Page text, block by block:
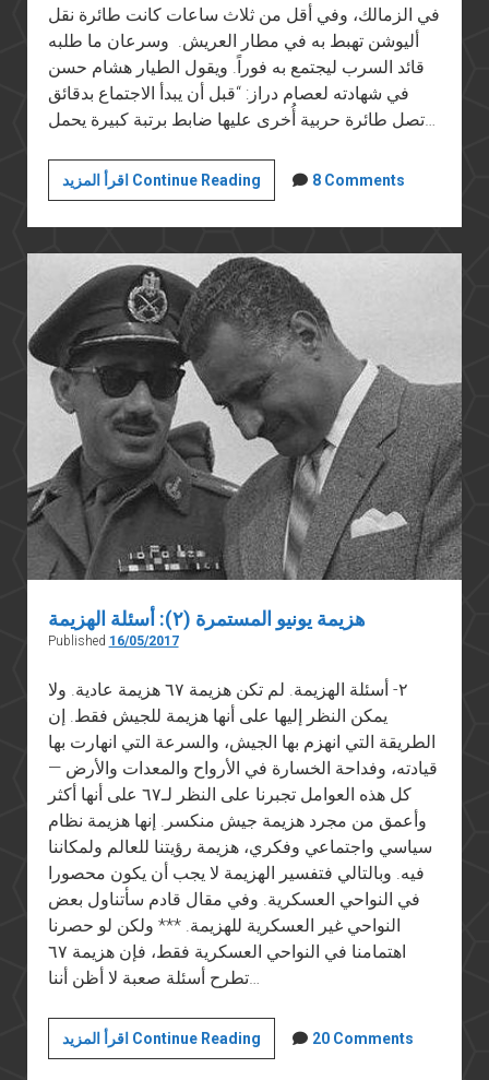
في الزمالك، وفي أقل من ثلاث ساعات كانت طائرة نقل
أليوشن تهبط به في مطار العريش. وسرعان ما طلبه
قائد السرب ليجتمع به فوراً. ويقول الطيار هشام حسن
في شهادته لعصام دراز: “قبل أن يبدأ الاجتماع بدقائق
تصل طائرة حربية أُخرى عليها ضابط برتبة كبيرة يحمل…
اقرأ المزيد Continue Readingهزيمة
يونيو
المستمرة
(٣):
حرب
المعلومات
8 Comments
هزيمة يونيو المستمرة (٢): أسئلة الهزيمة
Published 16/05/2017
٢- أسئلة الهزيمة. لم تكن هزيمة ٦٧ هزيمة عادية. ولا
يمكن النظر إليها على أنها هزيمة للجيش فقط. إن
الطريقة التي انهزم بها الجيش، والسرعة التي انهارت بها
قيادته، وفداحة الخسارة في الأرواح والمعدات والأرض —
كل هذه العوامل تجبرنا على النظر لـ٦٧ على أنها أكثر
وأعمق من مجرد هزيمة جيش منكسر. إنها هزيمة نظام
سياسي واجتماعي وفكري، هزيمة رؤيتنا للعالم ولمكاننا
فيه. وبالتالي فتفسير الهزيمة لا يجب أن يكون محصورا
في النواحي العسكرية. وفي مقال قادم سأتناول بعض
النواحي غير العسكرية للهزيمة. *** ولكن لو حصرنا
اهتمامنا في النواحي العسكرية فقط، فإن هزيمة ٦٧
تطرح أسئلة صعبة لا أظن أننا…
اقرأ المزيد Continue Readingهزيمة
يونيو
20 Comments